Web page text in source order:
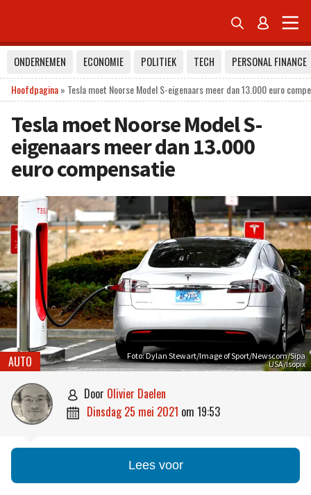
 
ONDERNEMEN ECONOMIE POLITIEK TECH
PERSONAL FINANCE
Hoofdpagina» Tesla moet Noorse Model S-eigenaars meer dan 13.000 euro
Tesla moet Noorse Model S-
eigenaars meer dan 13.000
euro compensatie
Foto: Dylan Stewart/Image of Sport/Newscom/Sipa
USA/Isopix
AUTO
 door Olivier Daelen
 dinsdag 25 mei 2021 om 19:53
Lees voor